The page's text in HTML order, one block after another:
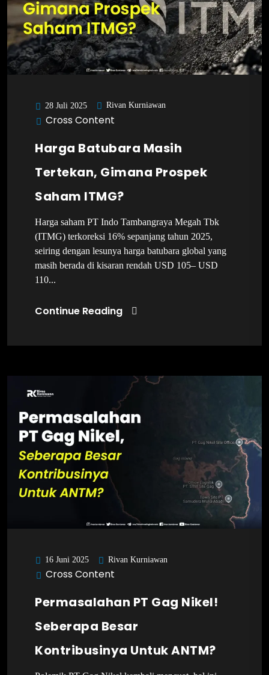
28 Juli 2025 Rivan Kurniawan
Cross Content
Harga Batubara Masih
Tertekan, Gimana Prospek
Saham ITMG?
Harga saham PT Indo Tambangraya Megah Tbk
(ITMG) terkoreksi 16% sepanjang tahun 2025,
seiring dengan lesunya harga batubara global yang
masih berada di kisaran rendah USD 105– USD
110...
Continue Reading
16 Juni 2025 Rivan Kurniawan
Cross Content
Permasalahan PT Gag Nikel!
Seberapa Besar
Kontribusinya Untuk ANTM?